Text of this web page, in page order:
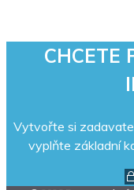
CHCETE
Vytvořte si
vyplňte základní